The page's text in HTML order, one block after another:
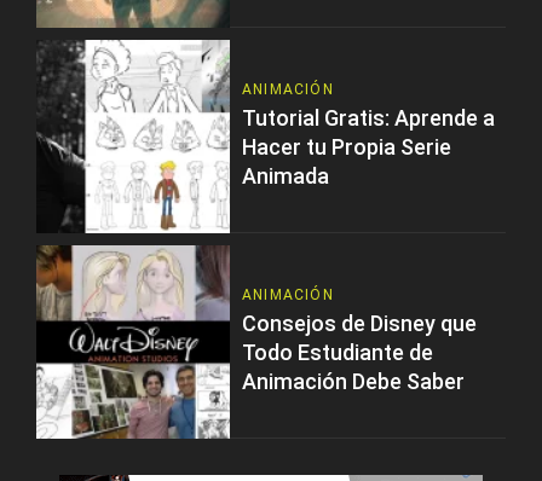
ANIMACIÓN
Tutorial Gratis: Aprende a
Hacer tu Propia Serie
Animada
ANIMACIÓN
Consejos de Disney que
Todo Estudiante de
Animación Debe Saber